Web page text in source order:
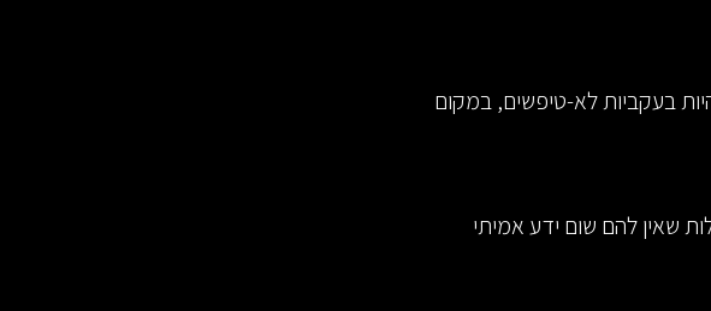
בעקביות לא-טיפשים, במקום
שאין להם שום ידע אמיתי